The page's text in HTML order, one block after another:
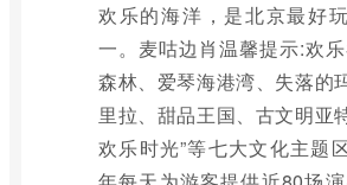
欢乐的海洋，是北京最好
一。麦咕边肖温馨提示:欢
森林、爱琴海港湾、失落的
里拉、甜品王国、古文明亚
欢乐时光”等七大文化主题